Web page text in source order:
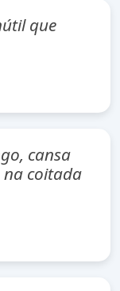
que
cansa
na coitada